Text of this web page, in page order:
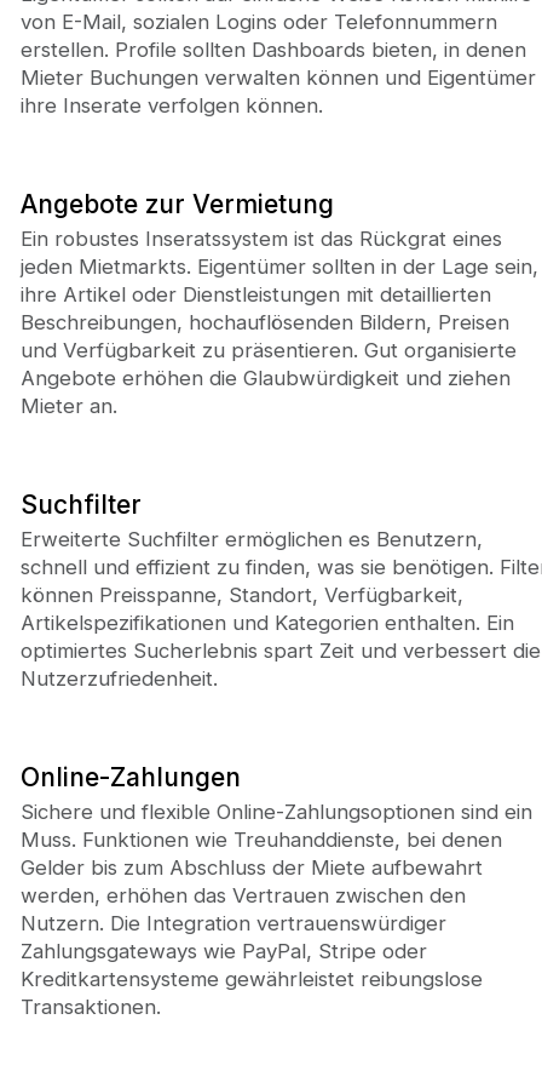
von E-Mail, sozialen Logins oder Telefonnummern
erstellen. Profile sollten Dashboards bieten, in denen
Mieter Buchungen verwalten können und Eigentümer
ihre Inserate verfolgen können.
Angebote zur Vermietung
Ein robustes Inseratssystem ist das Rückgrat eines
jeden Mietmarkts. Eigentümer sollten in der Lage sein,
ihre Artikel oder Dienstleistungen mit detaillierten
Beschreibungen, hochauflösenden Bildern, Preisen
und Verfügbarkeit zu präsentieren. Gut organisierte
Angebote erhöhen die Glaubwürdigkeit und ziehen
Mieter an.
Suchfilter
Erweiterte Suchfilter ermöglichen es Benutzern,
schnell und effizient zu finden, was sie benötigen.
können Preisspanne, Standort, Verfügbarkeit,
Artikelspezifikationen und Kategorien enthalten. Ein
optimiertes Sucherlebnis spart Zeit und verbessert die
Nutzerzufriedenheit.
Online-Zahlungen
Sichere und flexible Online-Zahlungsoptionen sind ein
Muss. Funktionen wie Treuhanddienste, bei denen
Gelder bis zum Abschluss der Miete aufbewahrt
werden, erhöhen das Vertrauen zwischen den
Nutzern. Die Integration vertrauenswürdiger
Zahlungsgateways wie PayPal, Stripe oder
Kreditkartensysteme gewährleistet reibungslose
Transaktionen.